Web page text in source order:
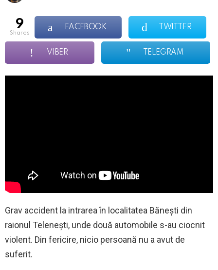
9
shares
FACEBOOK TWITTER
VIBER TELEGRAM
Grav accident la intrarea în localitatea Bănești din
raionul Telenești, unde două automobile s-au ciocnit
violent. Din fericire, nicio persoană nu a avut de
suferit.